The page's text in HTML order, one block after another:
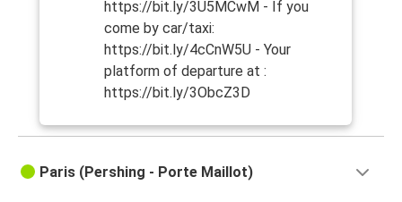
https://bit.ly/3U5MCwM - If you
come by car/taxi:
https://bit.ly/4cCnW5U - Your
platform of departure at :
https://bit.ly/3ObcZ3D
Paris (Pershing - Porte Maillot)